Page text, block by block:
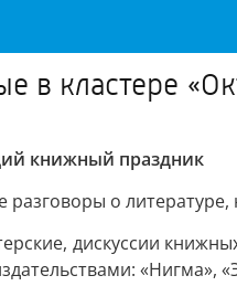
в кластере
книжный праздник
разговоры о
дискуссии
«Нигма»,